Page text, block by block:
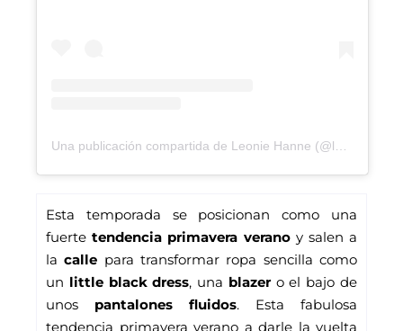
Una publicación compartida de Leonie Hanne (@leoniehanne)
Esta temporada se posicionan como una
fuerte tendencia primavera verano y salen a
la calle para transformar ropa sencilla como
un little black dress, una blazer o el bajo de
unos pantalones fluidos. Esta fabulosa
tendencia primavera verano a darle la vuelta